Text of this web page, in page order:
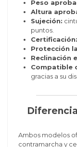
Peso
Altura
Sujeción:
puntos.
Certificación:
Protección
Reclinación
Compatible
gracias a su
Ambos modelos
contramarcha y